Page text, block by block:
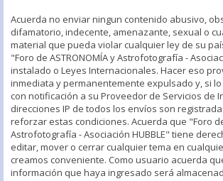
Acuerda no enviar ningun contenido abusivo,
difamatorio, indecente, amenazante, sexual o
material que pueda violar cualquier ley de su
"Foro de ASTRONOMÍA y Astrofotografía -
instalado o Leyes Internacionales. Hacer eso
inmediata y permanentemente expulsado y, si
con notificación a su Proveedor de Servicios de
direcciones IP de todos los envíos son
reforzar estas condiciones. Acuerda que "Foro
Astrofotografía - Asociación HUBBLE" tiene
editar, mover o cerrar cualquier tema en
creamos conveniente. Como usuario acuerda
información que haya ingresado será